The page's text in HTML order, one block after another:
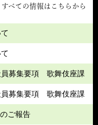
すべての情報はこちらから
員募集要項 歌舞伎座課
員募集要項 歌舞伎座課
ご報告